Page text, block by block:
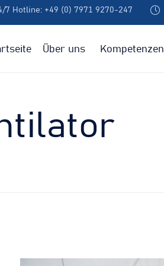
7 Hotline: +49 (0) 7971 9270-247
Über uns Kompetenzen